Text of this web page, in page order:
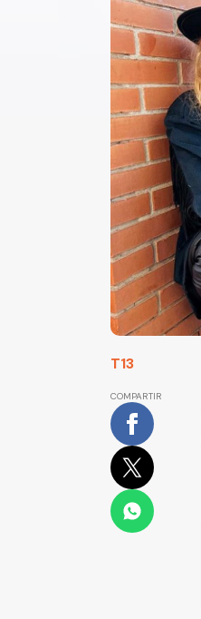
T13
COMPARTIR